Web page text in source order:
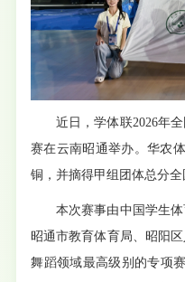
近日，学体联2026年
赛在云南昭通举办。华农
铜，并摘得甲组团体总分全
本次赛事由中国学生
昭通市教育体育局、昭阳
舞蹈领域最高级别的专项